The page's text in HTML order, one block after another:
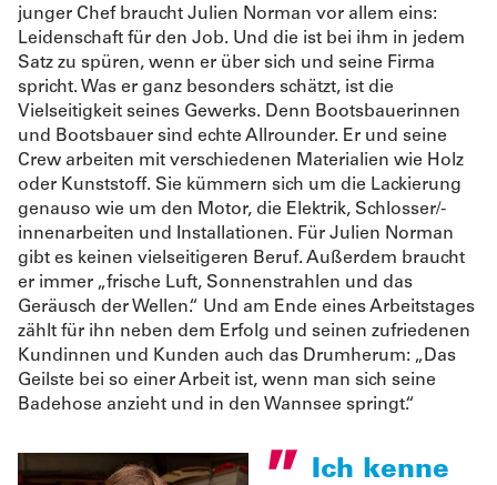
junger Chef braucht Julien Norman vor allem eins:
Leidenschaft für den Job. Und die ist bei ihm in jedem
Satz zu spüren, wenn er über sich und seine Firma
spricht. Was er ganz besonders schätzt, ist die
Vielseitigkeit seines Gewerks. Denn Bootsbauerinnen
und Bootsbauer sind echte Allrounder. Er und seine
Crew arbeiten mit verschiedenen Materialien wie Holz
oder Kunststoff. Sie kümmern sich um die Lackierung
genauso wie um den Motor, die Elektrik, Schlosser/-
innenarbeiten und Installationen. Für Julien Norman
gibt es keinen vielseitigeren Beruf. Außerdem braucht
er immer „frische Luft, Sonnenstrahlen und das
Geräusch der Wellen.“ Und am Ende eines Arbeitstages
zählt für ihn neben dem Erfolg und seinen zufriedenen
Kundinnen und Kunden auch das Drumherum: „Das
Geilste bei so einer Arbeit ist, wenn man sich seine
Badehose anzieht und in den Wannsee springt.“
Ich kenne